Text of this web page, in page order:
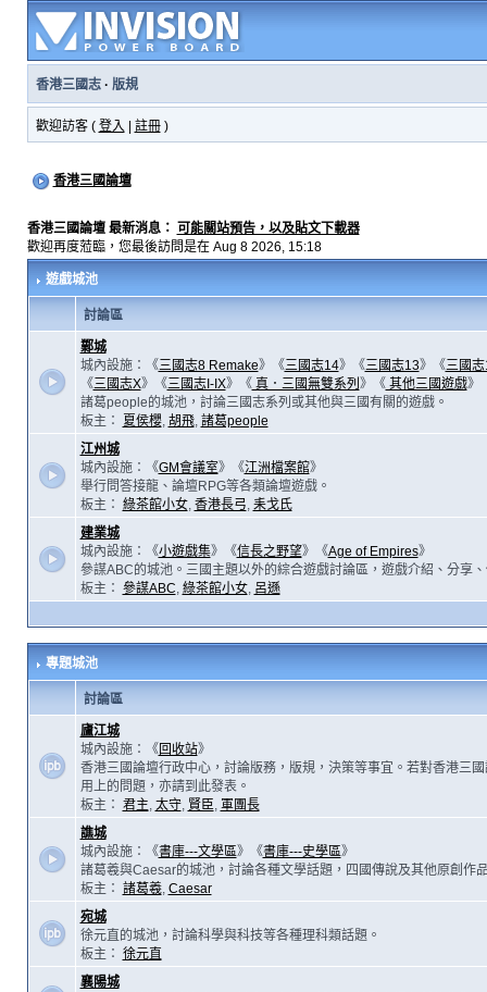
香港三國志· 版規
歡迎訪客 ( 登入 註冊)
香港三國論壇
香港三國論壇 最新消息： 可能關站預告，以及貼文下載器
歡迎再度蒞臨，您最後訪問是在 Aug 8 2026, 15:18
遊戲城池
討論區
鄴城
城內設施：《三國志8 Remake》《三國志14》《三國志13》《三國
《三國志X》《三國志I-IX》《真．三國無雙系列 》《其他三國遊戲》
諸葛people的城池，討論三國志系列或其他與三國有關的遊戲。
板主：
夏侯櫻, 胡飛, 諸葛people
江州城
城內設施：《GM會議室》《江洲檔案館》
舉行問答接龍、論壇RPG等各類論壇遊戲。
板主： 綠茶館小女, 香港長弓, 耒戈氏
建業城
城內設施：《小遊戲集》《信長之野望》《Age of Empires》
參謀ABC的城池。三國主題以外的綜合遊戲討論區，遊戲介紹、分享
板主： 參謀ABC, 綠茶館小女, 呂遜
專題城池
討論區
廬江城
城內設施：《回收站》
香港三國論壇行政中心，討論版務，版規，決策等事宜。若對香港三
用上的問題，亦請到此發表。
板主： 君主, 太守, 賢臣, 軍團長
譙城
城內設施：《書庫---文學區》《書庫---史學區》
諸葛羲與Caesar的城池，討論各種文學話題，四國傳說及其他原創作
板主： 諸葛羲, Caesar
宛城
徐元直的城池，討論科學與科技等各種理科類話題。
板主： 徐元直
襄陽城